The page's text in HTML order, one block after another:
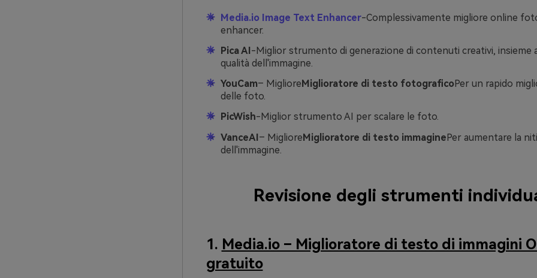
Media.io Image Text Enhancer-Complessivamente migliore online
enhancer.
Pica AI -Miglior strumento di generazione di contenuti creativi, insieme
qualità dell'immagine.
YouCam– Migliore Miglioratore di testo fotograficoPer un rapido
delle foto.
PicWish-Miglior strumento AI per scalare le foto.
VanceAI – Migliore Miglioratore di testo immagine Per aumentare la
dell'immagine.
Revisione degli strumenti
1. Media.io – Miglioratore di testo di immagini
gratuito